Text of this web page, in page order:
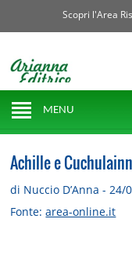
Scopri l'Area
MENU
Achille e
di Nuccio D’Anna - 24/
Fonte:area-online.it